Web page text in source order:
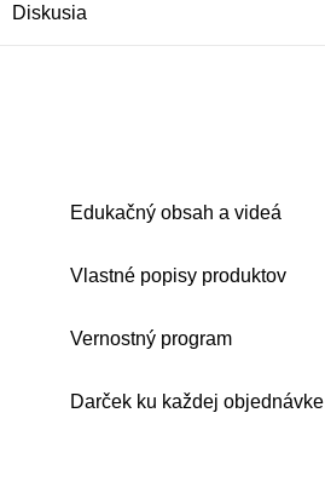
Diskusia
Edukačný obsah a videá
Vlastné popisy produktov
Vernostný program
Darček ku každej objednávke